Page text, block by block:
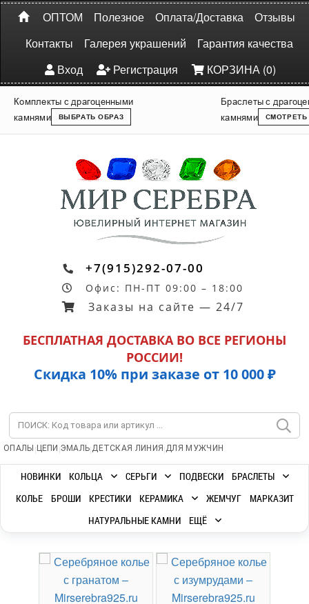
ОПТОМ Полезное Оплата/Доставка
Отзывы
Контакты
Галерея украшений
Гарантия качества
Вход
Регистрация КОРЗИНА (0)
Комплекты с драгоценными
камнями
ВЫБРАТЬ ОБРАЗ
Браслеты с
камнями
СМОТРЕТЬ
+7(915)292-07-00
Офис: ПН-ПТ 09:00 – 18:00
Заказы на сайте — 24/7
БЕСПЛАТНАЯ ДОСТАВКА ВО ВСЕ РЕГИОНЫ
РОССИИ!
Скидка 10% при заказе от 10 000 ₽
ОПАЛЫ | ЦЕПИ |ЭМАЛЬ|ДЕТСКАЯ ЛИНИЯ |ДЛЯ МУЖЧИН
НОВИНКИ КОЛЬЦА СЕРЬГИ ПОДВЕСКИ
БРАСЛЕТЫ
КОЛЬЕ
БРОШИ КРЕСТИКИ КЕРАМИКА ЖЕМЧУГ
МАРКАЗИТ
НАТУРАЛЬНЫЕ КАМНИ
ЕЩЁ